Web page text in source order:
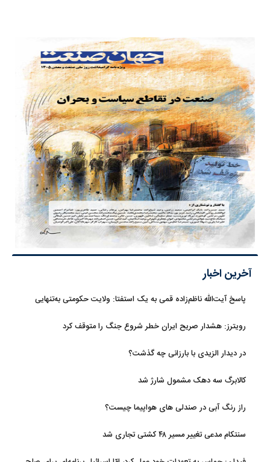
آخرین اخبار
پاسخ آیت‌الله ناظم‌زاده قمی به یک استفتا: ولایت حکومتی به‌تنهایی
رویترز: هشدار صریح ایران خطر شروع جنگ را متوقف کرد
در دیدار الزیدی با بارزانی چه گذشت؟
کالابرگ سه دهک مشمول شارژ شد
راز رنگ آبی در صندلی های هواپیما چیست؟
سنتکام مدعی تغییر مسیر ۴۸ کشتی تجاری شد